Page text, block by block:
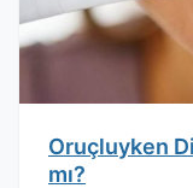
Oruçluyken
mı?